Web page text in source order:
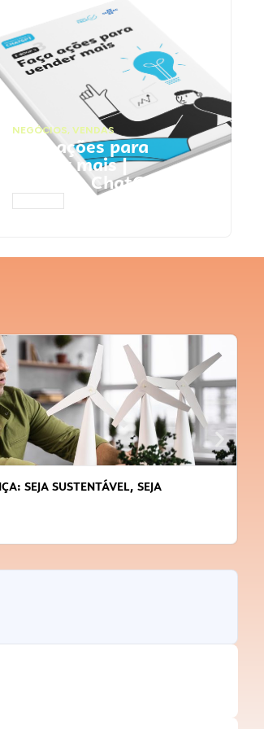
NEGÓCIOS, VENDAS
Faça ações para
vender mais |
Prompts ChatGPT
SEJA SUSTENTÁVEL, SEJA